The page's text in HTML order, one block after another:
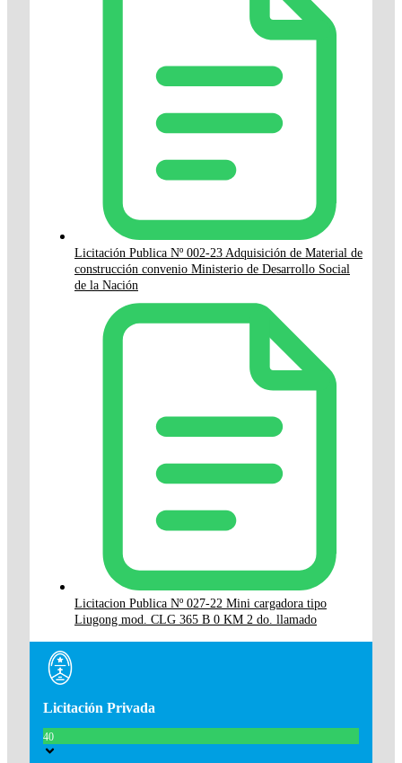
Licitación Publica Nº 002-23 Adquisición de Material de
construcción convenio Ministerio de Desarrollo Social
de la Nación
Licitacion Publica Nº 027-22 Mini cargadora tipo
Liugong mod. CLG 365 B 0 KM 2 do. llamado
Licitación Privada
40